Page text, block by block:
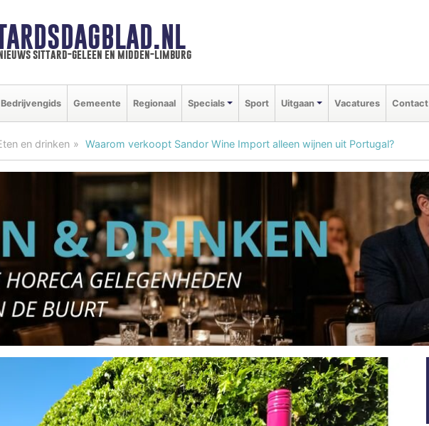
sittard-geleen en midden-limburg
Bedrijvengids Gemeente Regionaal Specials Sport Uitgaan Vacatures Contact
en drinken Waarom verkoopt Sandor Wine Import alleen wijnen uit Portugal?